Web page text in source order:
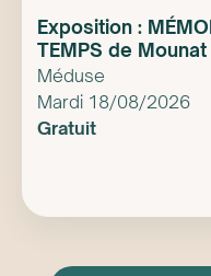
Exposition :
TEMPS de
d’art
Méduse
Mardi 18/08/2026
Gratuit